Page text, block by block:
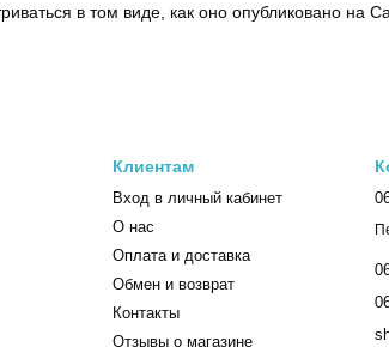
в том виде, как оно опубликовано на
Клиентам
Вход в личный кабинет
О нас
Оплата и доставка
Обмен и возврат
Контакты
Отзывы о магазине